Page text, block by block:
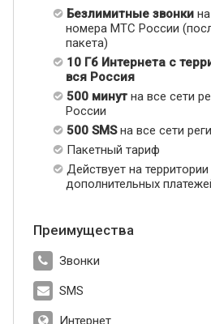
Безлимитные звонки
номера МТС России
пакета)
10 Гб Интернета с
вся Россия
500 минут на все сети
России
500 SMSна все сети
Пакетный тариф
Действует на
дополнительных
Преимущества
Звонки
SMS
Интернет